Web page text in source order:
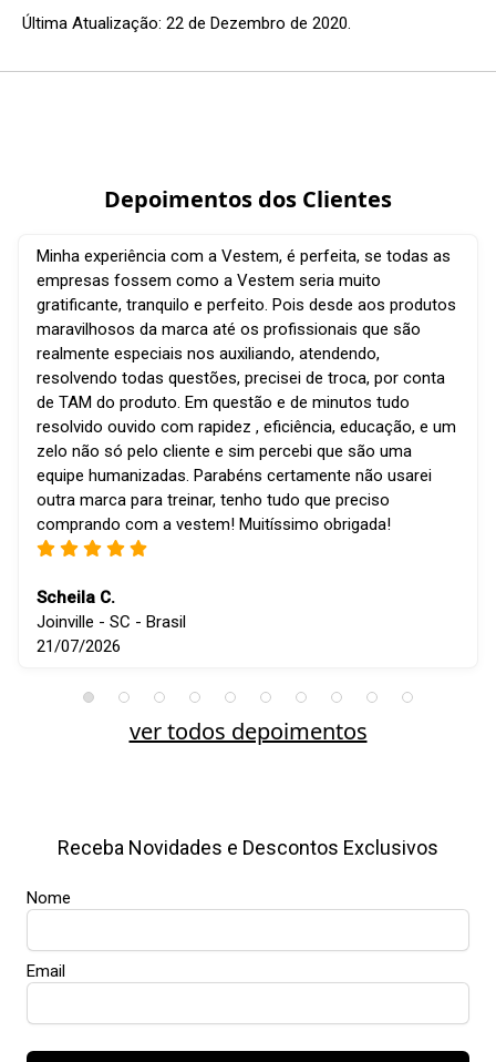
Última Atualização: 22 de Dezembro de 2020.
Depoimentos dos Clientes
Minha experiência com a Vestem, é perfeita, se todas as
empresas fossem como a Vestem seria muito
gratificante, tranquilo e perfeito. Pois desde aos produtos
maravilhosos da marca até os profissionais que são
realmente especiais nos auxiliando, atendendo,
resolvendo todas questões, precisei de troca, por conta
de TAM do produto. Em questão e de minutos tudo
resolvido ouvido com rapidez , eficiência, educação, e um
zelo não só pelo cliente e sim percebi que são uma
equipe humanizadas. Parabéns certamente não usarei
outra marca para treinar, tenho tudo que preciso
comprando com a vestem! Muitíssimo obrigada!
Scheila C.
Joinville - SC - Brasil
21/07/2026
ver todos depoimentos
Receba Novidades e Descontos Exclusivos
Nome
Email